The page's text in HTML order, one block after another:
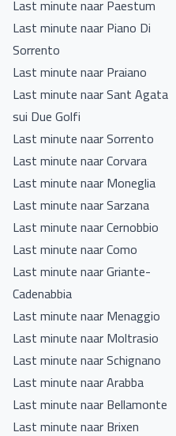
Last minute naar Paestum
Last minute naar Piano Di
Sorrento
Last minute naar Praiano
Last minute naar Sant Agata
sui Due Golfi
Last minute naar Sorrento
Last minute naar Corvara
Last minute naar Moneglia
Last minute naar Sarzana
Last minute naar Cernobbio
Last minute naar Como
Last minute naar Griante-
Cadenabbia
Last minute naar Menaggio
Last minute naar Moltrasio
Last minute naar Schignano
Last minute naar Arabba
Last minute naar Bellamonte
Last minute naar Brixen